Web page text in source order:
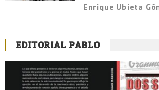
Enrique Ubieta
EDITORIAL PABLO